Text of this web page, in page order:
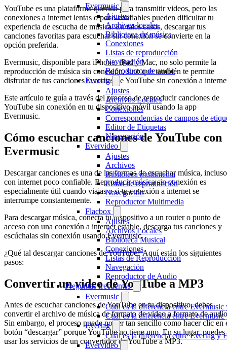
Evermusic
Ajustes
Archivos locales
Biblioteca de música
Conexiones
Listas de reproducción
Navegación
Reproductor de audio
Evertag
Ajustes
Archivos Locales
Conexiones
Correspondencias de campos de
Editor de Etiquetas
Navegación
Evervideo
Ajustes
Archivos
Biblioteca multimedia
Listas de reproducción
Navegación
Reproductor Multimedia
Flacbox
Ajustes
Archivos Locales
Biblioteca Musical
Conexiones
Listas de Reproducción
Navegación
Reproductor de Audio
Preguntas frecuentes
Evermusic
Cuál es la diferencia entre
Cuál es la diferencia entre
Evertag
Cuál es la diferencia entre Evertag y
Evervideo
YouTube es una plataforma querida para transmitir videos, pero las
conexiones a internet lentas o poco confiables pueden dificultar tu
experiencia de escucha de música. En tales casos, descargar tus
canciones favoritas para escuchar sin conexión se convierte en la
opción preferida.
Evermusic, disponible para iPhone, iPad y Mac, no solo permite la
reproducción de música sin conexión, sino que también te permite
disfrutar de tus canciones favoritas de YouTube sin conexión a
Este artículo te guía a través del proceso de reproducir canciones de
YouTube sin conexión en tu dispositivo móvil usando la app
Evermusic.
Cómo escuchar canciones de YouTube con
Evermusic
Descargar canciones es una de las formas de escuchar música, incluso
con internet poco confiable. Reproducir música sin conexión es
especialmente útil cuando viajas o si tu conexión a internet se
interrumpe constantemente.
Para descargar música, conecta tu dispositivo a un router o punto de
acceso con una conexión a internet estable, descarga tus canciones y
escúchalas sin conexión usando Evermusic.
¿Qué tal descargar canciones de YouTube? Aquí están los siguientes
pasos:
Convertir un video de YouTube a MP3
Antes de escuchar canciones de YouTube en tu dispositivo, debes
convertir el archivo de música de formato de video a formato de
Sin embargo, el proceso puede no ser tan sencillo como hacer clic en
botón “descargar” porque YouTube no tiene uno. En su lugar, puedes
usar los servicios de un convertidor de YouTube a MP3.